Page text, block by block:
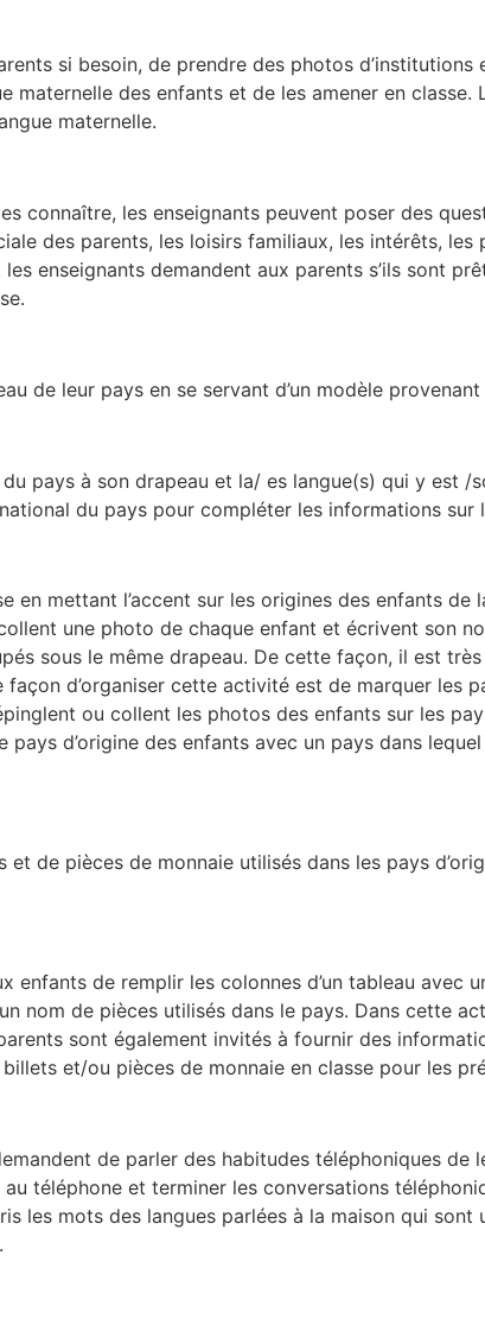
si besoin, de prendre des photos
maternelle des enfants et de les amener en classe.
maternelle.
connaître, les enseignants peuvent poser des
des parents, les loisirs familiaux, les intérêts, les
enseignants demandent aux parents s’ils sont
de leur pays en se servant d’un modèle
pays à son drapeau et la/ es langue(s) qui y est /
du pays pour compléter les informations sur
mettant l’accent sur les origines des enfants de
une photo de chaque enfant et écrivent son
sous le même drapeau. De cette façon, il est
d’organiser cette activité est de marquer les
ou collent les photos des enfants sur les
d’origine des enfants avec un pays dans
de pièces de monnaie utilisés dans les pays
enfants de remplir les colonnes d’un tableau avec
nom de pièces utilisés dans le pays. Dans cette
sont également invités à fournir des
et/ou pièces de monnaie en classe pour les
de parler des habitudes téléphoniques de
téléphone et terminer les conversations
les mots des langues parlées à la maison qui sont